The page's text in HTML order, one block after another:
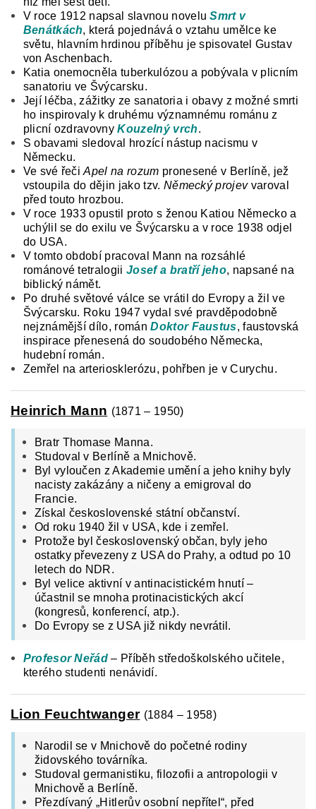
V roce 1912 napsal slavnou noveluSmrt v
Benátkách, která pojednává o vztahu umělce ke
světu, hlavním hrdinou příběhu je spisovatel Gustav
von Aschenbach.
Katia onemocněla tuberkulózou a pobývala v plicním
sanatoriu ve Švýcarsku.
Její léčba, zážitky ze sanatoria i obavy z možné smrti
ho inspirovaly k druhému významnému románu z
plicní ozdravovnyKouzelný vrch.
S obavami sledoval hrozící nástup nacismu v
Německu.
Ve své řečiApel na rozum pronesené v Berlíně, jež
vstoupila do dějin jako tzv. Německý projevvaroval
před touto hrozbou.
V roce 1933 opustil proto s ženou Katiou Německo a
uchýlil se do exilu ve Švýcarsku a v roce 1938 odjel
do USA.
V tomto období pracoval Mann na rozsáhlé
románové tetralogii Josef a bratří jeho, napsané na
biblický námět.
Po druhé světové válce se vrátil do Evropy a žil ve
Švýcarsku. Roku 1947 vydal své pravděpodobně
nejznámější dílo, románDoktor Faustus, faustovská
inspirace přenesená do soudobého Německa,
hudební román.
Zemřel na arteriosklerózu, pohřben je v Curychu.
Heinrich Mann (1871 – 1950)
Bratr Thomase Manna.
Studoval v Berlíně a Mnichově.
Byl vyloučen z Akademie umění a jeho knihy byly
nacisty zakázány a ničeny a emigroval do
Francie.
Získal československé státní občanství.
Od roku 1940 žil v USA, kde i zemřel.
Protože byl československý občan, byly jeho
ostatky převezeny z USA do Prahy, a odtud po 10
letech do NDR.
Byl velice aktivní v antinacistickém hnutí –
účastnil se mnoha protinacistických akcí
(kongresů, konferencí, atp.).
Do Evropy se z USA již nikdy nevrátil.
Profesor Neřád– Příběh středoškolského učitele,
kterého studenti nenávidí.
Lion Feuchtwanger (1884 – 1958)
Narodil se v Mnichově do početné rodiny
židovského továrníka.
Studoval germanistiku, filozofii a antropologii v
Mnichově a Berlíně.
Přezdívaný „Hitlerův osobní nepřítel“, před